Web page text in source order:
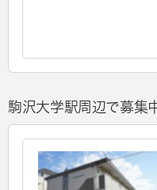
駒沢大学駅周辺で募集